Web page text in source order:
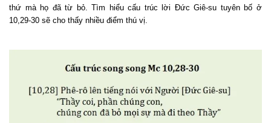
thứ mà họ đã từ bỏ. Tìm hiểu cấu trúc lời Đức Giê-su tuyên bố ở
10,29-30 sẽ cho thấy nhiều điểm thú vị.